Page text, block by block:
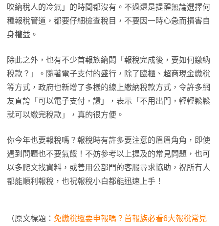
吹納稅人的冷氣」的時間都沒有。不過還是提醒無論選擇何
種報稅管道，都要仔細檢查稅目，不要因一時心急而損害自
身權益。
除此之外，也有不少首報族納悶「報稅完成後，要如何繳納
稅款？」。隨著電子支付的盛行，除了臨櫃、超商現金繳稅
等方式，政府也新增了多樣的線上繳納稅款方式，令許多網
友直誇「可以電子支付，讚」，表示「不用出門，輕輕鬆鬆
就可以繳完稅款」，真的很方便。
你今年也要報稅嗎？報稅時有許多要注意的眉眉角角，即使
遇到問題也不要氣餒！不妨參考以上提及的常見問題，也可
以多爬文找資料，或善用公部門的客服尋求協助，祝所有人
都能順利報稅，也祝報稅小白都能迅速上手！
（原文標題： 免繳稅還要申報嗎？首報族必看6大報稅常見